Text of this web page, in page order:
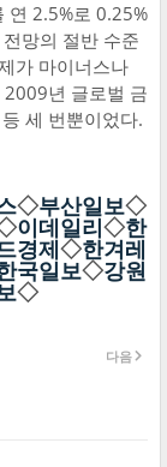
연 2.5%로 0.25%
망의 절반 수준
가 마이너스나
년 글로벌 금
세 번뿐이었다.
◇부산일보◇
이데일리◇한
경제◇한겨레
국일보◇강원
◇
다음